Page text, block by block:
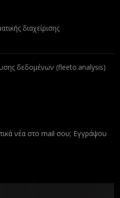
διαχείρισης
δεδομένων (fleeto.analysis)
νέα στο mail σου; Εγγράψου